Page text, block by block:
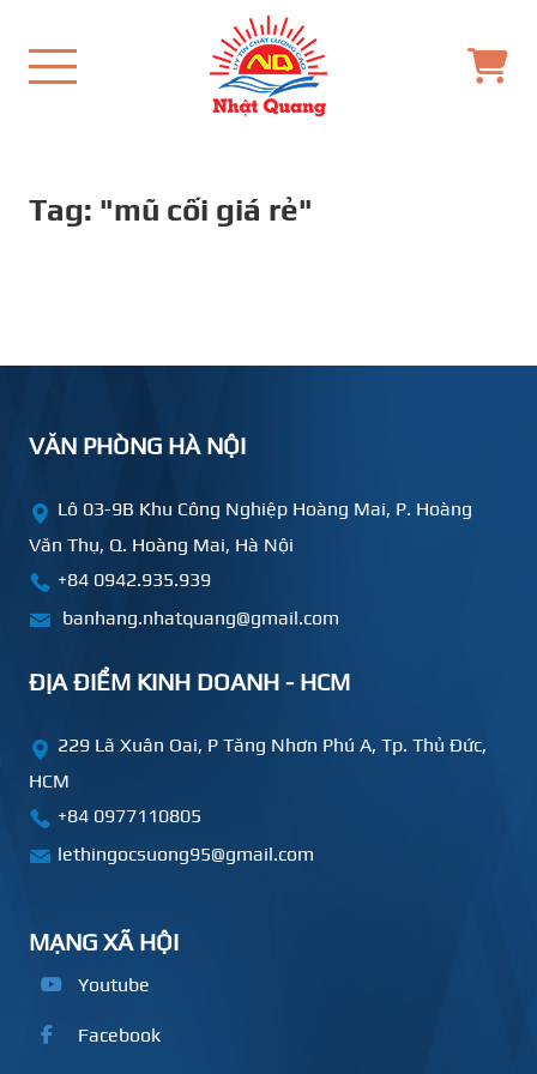
Tag: "mũ cối giá rẻ"
VĂN PHÒNG HÀ NỘI
Lô 03-9B Khu Công Nghiệp Hoàng Mai, P. Hoàng
Văn Thụ, Q. Hoàng Mai, Hà Nội
+84 0942.935.939
banhang.nhatquang@gmail.com
ĐỊA ĐIỂM KINH DOANH - HCM
229 Lã Xuân Oai, P Tăng Nhơn Phú A, Tp. Thủ Đức,
HCM
+84 0977110805
lethingocsuong95@gmail.com
MẠNG XÃ HỘI
Youtube
Facebook